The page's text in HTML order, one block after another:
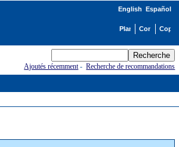
English Español
Ajoutés récemment-Recherche de recommandations